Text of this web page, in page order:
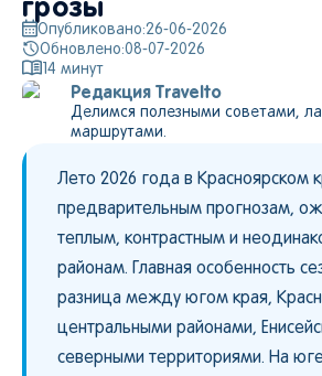
грозы
Опубликовано:26-06-2026
Обновлено:08-07-2026
14 минут
Редакция Travelto
Делимся полезными советами,
маршрутами.
Лето 2026 года в Красноярском
предварительным прогнозам,
теплым, контрастным и
районам. Главная особенность
разница между югом края,
центральными районами,
северными территориями. На